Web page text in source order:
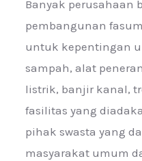
Banyak perusahaan
pembangunan
untuk kepentingan
sampah, alat
listrik, banjir kanal,
fasilitas yang
pihak swasta yang
masyarakat umum